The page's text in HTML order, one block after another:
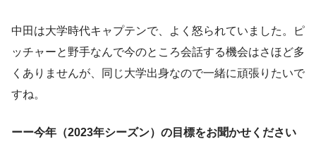
中田は大学時代キャプテンで、よく怒られていました。ピ
ッチャーと野手なんで今のところ会話する機会はさほど多
くありませんが、同じ大学出身なので一緒に頑張りたいで
すね。
ーー今年（2023年シーズン）の目標をお聞かせください